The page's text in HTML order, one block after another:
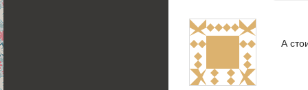
А